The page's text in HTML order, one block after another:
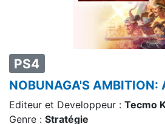
PS4
NOBUNAGA'S
Editeur et Developpeur : Tecmo
Genre : Stratégie